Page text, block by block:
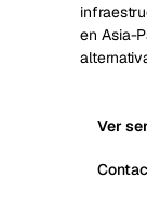
en Asia-
Ver